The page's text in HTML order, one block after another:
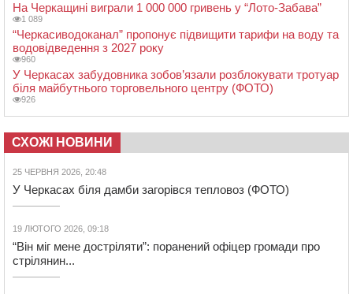
На Черкащині виграли 1 000 000 гривень у “Лото-Забава”
1 089
“Черкасиводоканал” пропонує підвищити тарифи на воду та
водовідведення з 2027 року
960
У Черкасах забудовника зобов’язали розблокувати тротуар
біля майбутнього торговельного центру (ФОТО)
926
СХОЖІ НОВИНИ
25 ЧЕРВНЯ 2026, 20:48
У Черкасах біля дамби загорівся тепловоз (ФОТО)
19 ЛЮТОГО 2026, 09:18
“Він міг мене достріляти”: поранений офіцер громади про
стрілянин...